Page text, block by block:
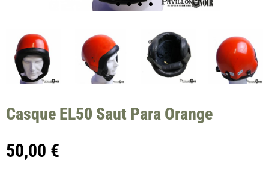
Casque EL50 Saut Para Orange
50,00 €